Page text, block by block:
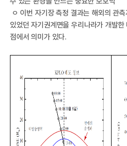
국
ㅇ 이번 자기장 측정 결과는 해외의 관
있었던 자기권계면을 우리나라가 개발
점에서 의미가 있다.